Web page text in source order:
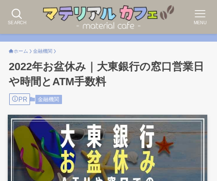
SEARCH MENU
ホーム 金融機関
2022年お盆休み｜大東銀行の窓口営業日
や時間とATM手数料
PR 金融機関